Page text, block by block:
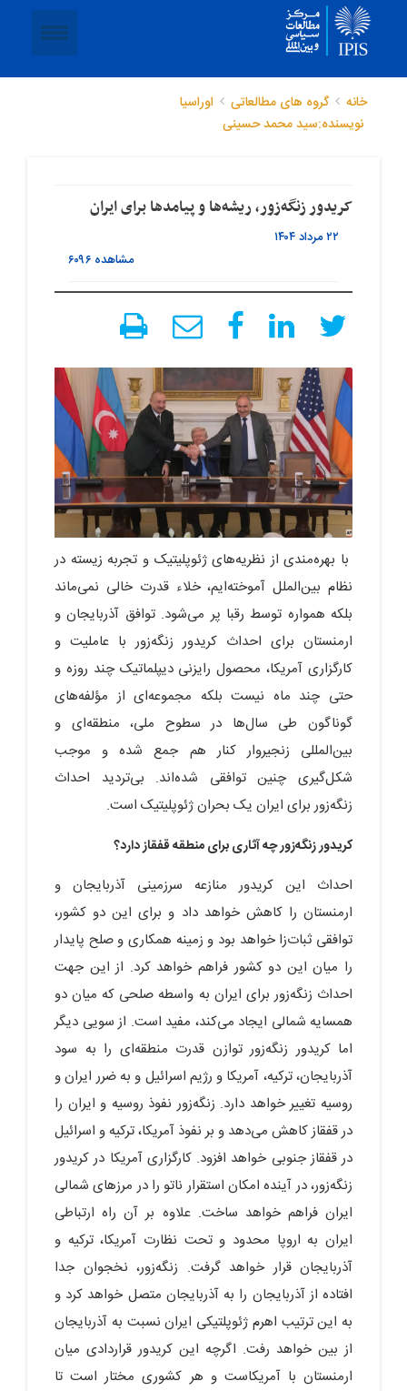
خانه گروه های مطالعاتی
اوراسیا
نویسنده:سید محمد حسینی
کریدور زنگه‌زور، ریشه‌ها و پیامدها برای ایران
۲۲ مرداد ۱۴۰۴
مشاهده ۶۰۹۶
با بهره‌مندی از نظریه‌های ژئوپلیتیک و تجربه زیسته در
نظام بین‌الملل آموخته‌ایم، خلاء قدرت خالی نمی‌ماند
بلکه همواره توسط رقبا پر می‌شود. توافق آذربایجان و
ارمنستان برای احداث کریدور زنگه‌زور با عاملیت و
کارگزاری آمریکا، محصول رایزنی دیپلماتیک چند روزه و
حتی چند ماه نیست بلکه مجموعه‌ای از مؤلفه‌های
گوناگون طی سال‌ها در سطوح ملی، منطقه‌ای و
بین‌المللی زنجیروار کنار هم جمع شده و موجب
شکل‌گیری چنین توافقی شده‌اند. بی‌تردید احداث
زنگه‌زور برای ایران یک بحران ژئوپلیتیک است.
کریدور زنگه‌زور چه آثاری برای منطقه قفقاز دارد؟
احداث این کریدور منازعه سرزمینی آذربایجان و
ارمنستان را کاهش خواهد داد و برای این دو کشور،
توافقی ثبات‌زا خواهد بود و زمینه همکاری و صلح پایدار
را میان این دو کشور فراهم خواهد کرد. از این جهت
احداث زنگه‌زور برای ایران به واسطه صلحی که میان دو
همسایه شمالی ایجاد می‌کند، مفید است. از سویی دیگر
اما کریدور زنگه‌زور توازن قدرت منطقه‌ای را به سود
آذربایجان، ترکیه، آمریکا و رژیم اسرائیل و به ضرر ایران و
روسیه تغییر خواهد دارد. زنگه‌زور نفوذ روسیه و ایران را
در قفقاز کاهش می‌دهد و بر نفوذ آمریکا، ترکیه و اسرائیل
در قفقاز جنوبی خواهد افزود. کارگزاری آمریکا در کریدور
زنگه‌زور، در آینده امکان استقرار ناتو را در مرزهای شمالی
ایران فراهم خواهد ساخت. علاوه بر آن راه ارتباطی
ایران به اروپا محدود و تحت نظارت آمریکا، ترکیه و
آذربایجان قرار خواهد گرفت. زنگه‌زور، نخجوان جدا
افتاده از آذربایجان را به آذربایجان متصل خواهد کرد و
به این ترتیب اهرم ژئوپلتیکی ایران نسبت به آذربایجان
از بین خواهد رفت. اگرچه این کریدور قراردادی میان
ارمنستان با آمریکاست و هر کشوری مختار است تا